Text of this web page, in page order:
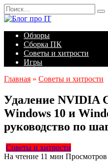
Перейти
к
содержанию
Search
for:
Обзоры
Сборка ПК
Советы и хитрости
Игры
Главная » Советы и хитрости
Удаление NVIDIA
Windows 10 и
руководство по
Советы и хитрости
На чтение 11 мин Просмотров